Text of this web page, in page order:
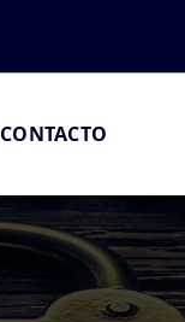
CONTACTO